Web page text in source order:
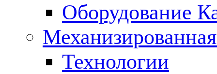
Оборудование
Технологии